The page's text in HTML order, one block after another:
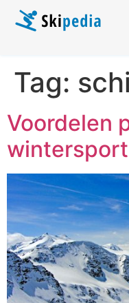
Tag:
Voordelen